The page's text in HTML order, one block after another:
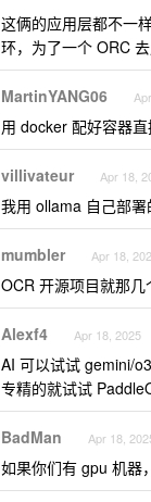
这俩的应用层都不一
环，为了一个 ORC
MartinYANG06
用 docker 配好容器
villivateur Apr 18,
我用 ollama 自己部
mumbler Apr 18,
OCR 开源项目就那
Alexf4 Apr 18, 2025
AI 可以试试 gemini/o3
专精的就试试
BadMan Apr 18,
如果你们有 gpu 机器